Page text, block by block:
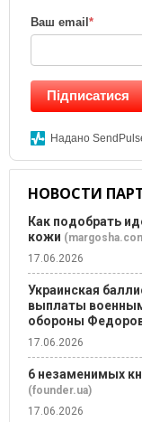
Ваш email *
Підписатися
Надано
НОВОСТИ
Как подобрать
кожи
17.06.2026
Украинская
выплаты
обороны
17.06.2026
6 незаменимых
(founder.ua)
17.06.2026